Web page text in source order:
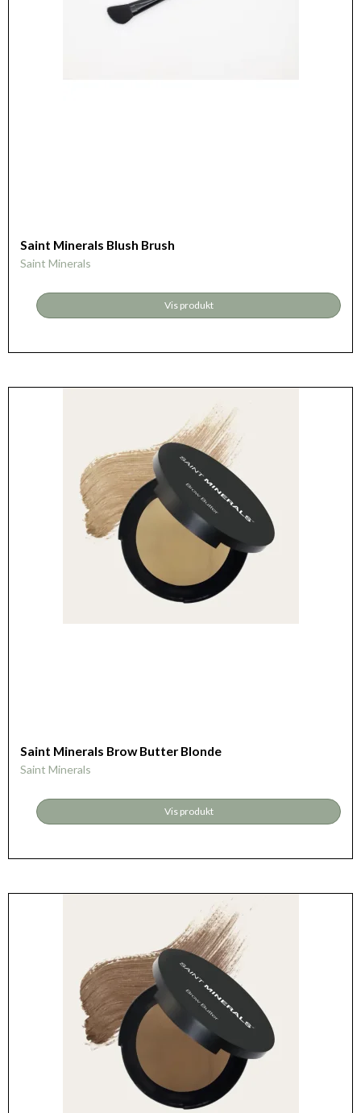
Saint Minerals Blush Brush
Saint Minerals
Vis produkt
Saint Minerals Brow Butter Blonde
Saint Minerals
Vis produkt